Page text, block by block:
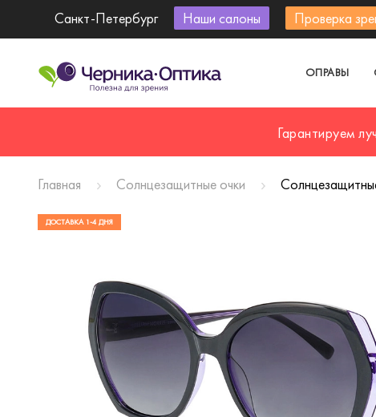
Санкт-Петербург Наши салоны Проверка
ОПРАВЫ
Гарантируем
Главная Солнцезащитные очки
ДОСТАВКА 1-4 ДНЯ